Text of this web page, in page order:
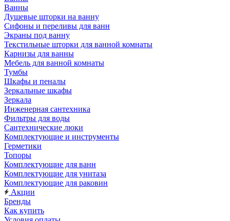
Ванны
Душевые шторки на ванну
Сифоны и переливы для ванн
Экраны под ванну
Текстильные шторки для ванной комнаты
Карнизы для ванны
Мебель для ванной комнаты
Тумбы
Шкафы и пеналы
Зеркальные шкафы
Зеркала
Инженерная сантехника
Фильтры для воды
Сантехнические люки
Комплектующие и инструменты
Герметики
Топоры
Комплектующие для ванн
Комплектующие для унитаза
Комплектующие для раковин
Акции
Бренды
Как купить